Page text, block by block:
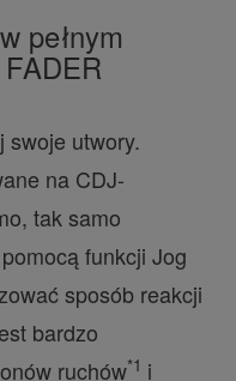
pełnym
swoje utwory.
na CDJ-
tak samo
funkcji Jog
sposób reakcji
bardzo
ruchów*1 i